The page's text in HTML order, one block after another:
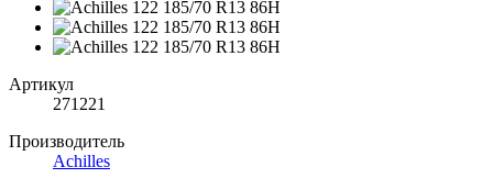
Артикул
271221
Производитель
Achilles